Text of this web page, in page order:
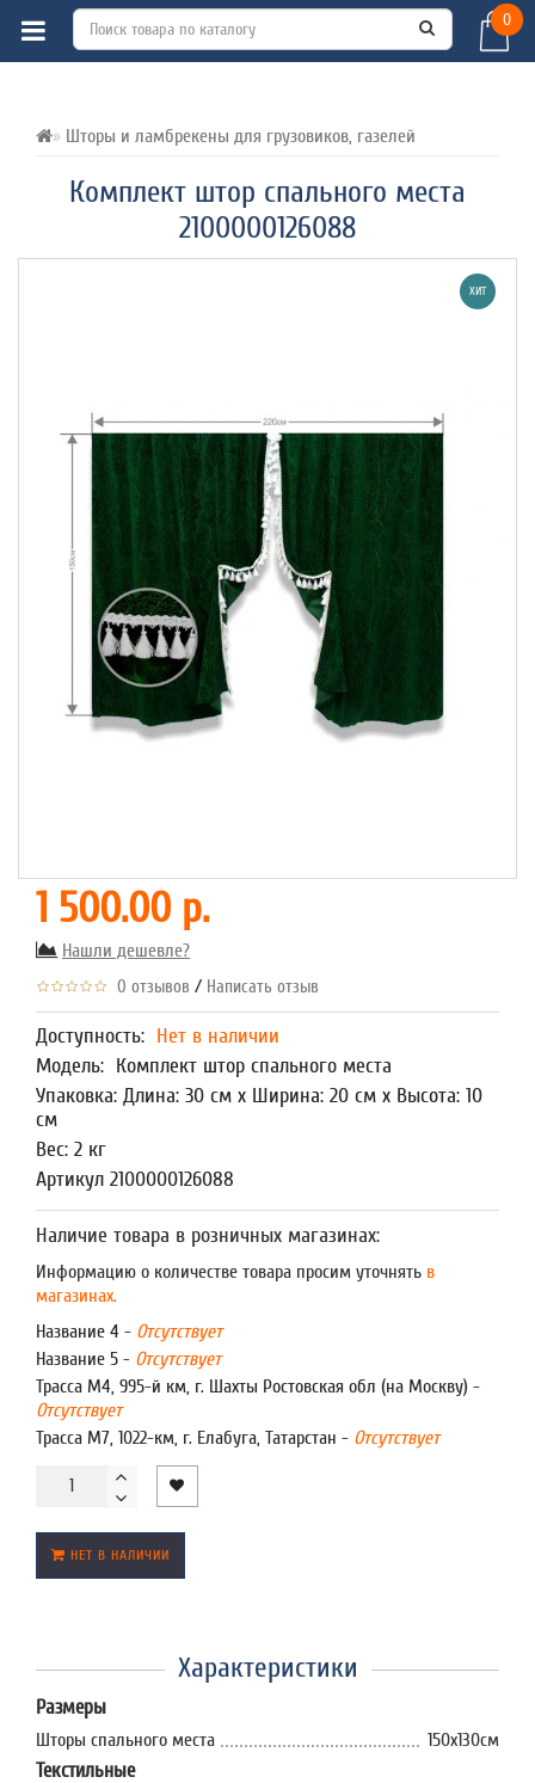
0
Шторы и ламбрекены для грузовиков, газелей
Комплект штор спального места
2100000126088
ВСЕ О ТОВАРЕ ХАРАКТЕРИСТИКИ
ХИТ
1 500.00 р.
Нашли дешевле?
0 отзывов / Написать отзыв
Доступность: Нет в наличии
Модель: Комплект штор спального места
Упаковка: Длина: 30 см x Ширина: 20 см x Высота: 10
см
Вес: 2 кг
Артикул 2100000126088
Наличие товара в розничных магазинах:
Информацию о количестве товара просим уточнять в
магазинах.
Название 4 - Отсутствует
Название 5 - Отсутствует
Трасса М4, 995-й км, г. Шахты Ростовская обл (на Москву) -
Отсутствует
Трасса М7, 1022-км, г. Елабуга, Татарстан - Отсутствует
НЕТ В НАЛИЧИИ
Характеристики
Размеры
Шторы спального места 150х130см
Текстильные